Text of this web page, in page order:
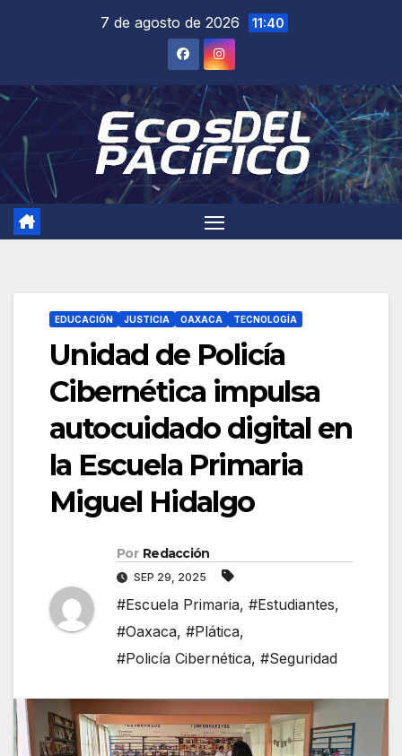
7 de agosto de 2026 11:40
EDUCACIÓN JUSTICIA OAXACA TECNOLOGÍA
Unidad de Policía
Cibernética impulsa
autocuidado digital en
la Escuela Primaria
Miguel Hidalgo
Por Redacción
SEP 29, 2025
#Escuela Primaria, #Estudiantes,
#Oaxaca, #Plática,
#Policía Cibernética, #Seguridad